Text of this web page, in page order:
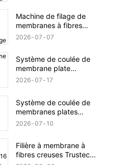
Machine de filage de
membranes à fibres
creuses Trustech :
2026 07 07
Système de coulée de
membrane plate
Trustech : Équipement
2026 07 17
Système de coulée de
membranes plates
Trustech : Équipement
2026 07 10
Filière à membrane à
fibres creuses Trustech :